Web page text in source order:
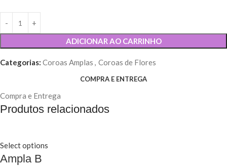
ADICIONAR AO CARRINHO
Categorias: Coroas Amplas , Coroas de Flores
COMPRA E ENTREGA
Compra e Entrega
Produtos relacionados
Select options
Ampla B